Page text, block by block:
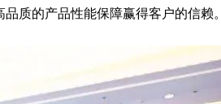
质的产品性能保障赢得客户的信赖。